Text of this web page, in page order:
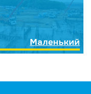
Маленький